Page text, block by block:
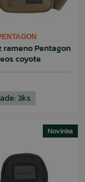
rameno Pentagon
coyote
3ks
Novinka